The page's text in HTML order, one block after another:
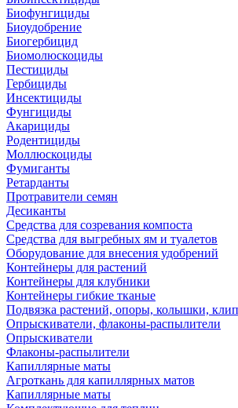
Биофунгициды
Биоудобрение
Биогербицид
Биомолюскоциды
Пестициды
Гербициды
Инсектициды
Фунгициды
Акарициды
Родентициды
Моллюскоциды
Фумиганты
Ретарданты
Протравители семян
Десиканты
Средства для созревания компоста
Средства для выгребных ям и туалетов
Оборудование для внесения удобрений
Контейнеры для растений
Контейнеры для клубники
Контейнеры гибкие тканые
Подвязка растений, опоры, колышки,
Опрыскиватели, флаконы-распылители
Опрыскиватели
Флаконы-распылители
Капиллярные маты
Агроткань для капиллярных матов
Капиллярные маты